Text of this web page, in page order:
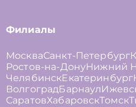
Филиалы
МоскваСанкт-Петербург
Ростов-на-ДонуНижний
ЧелябинскЕкатеринбург
ВолгоградБарнаул
СаратовХабаровскТомск